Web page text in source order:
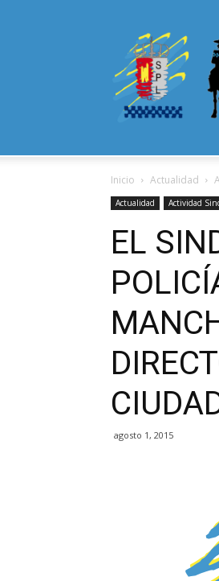
Inicio Actualidad
Actualidad Actividad
EL
agosto 1, 2015